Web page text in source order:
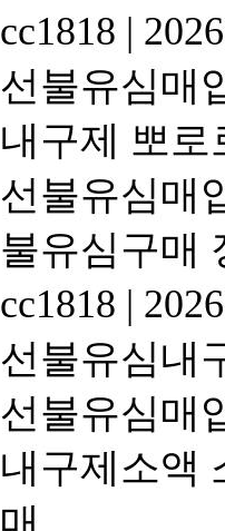
cc1818 |
선불유심매
내구제 뽀
선불유심매
불유심구매
cc1818 |
선불유심내
선불유심매
내구제소액
매